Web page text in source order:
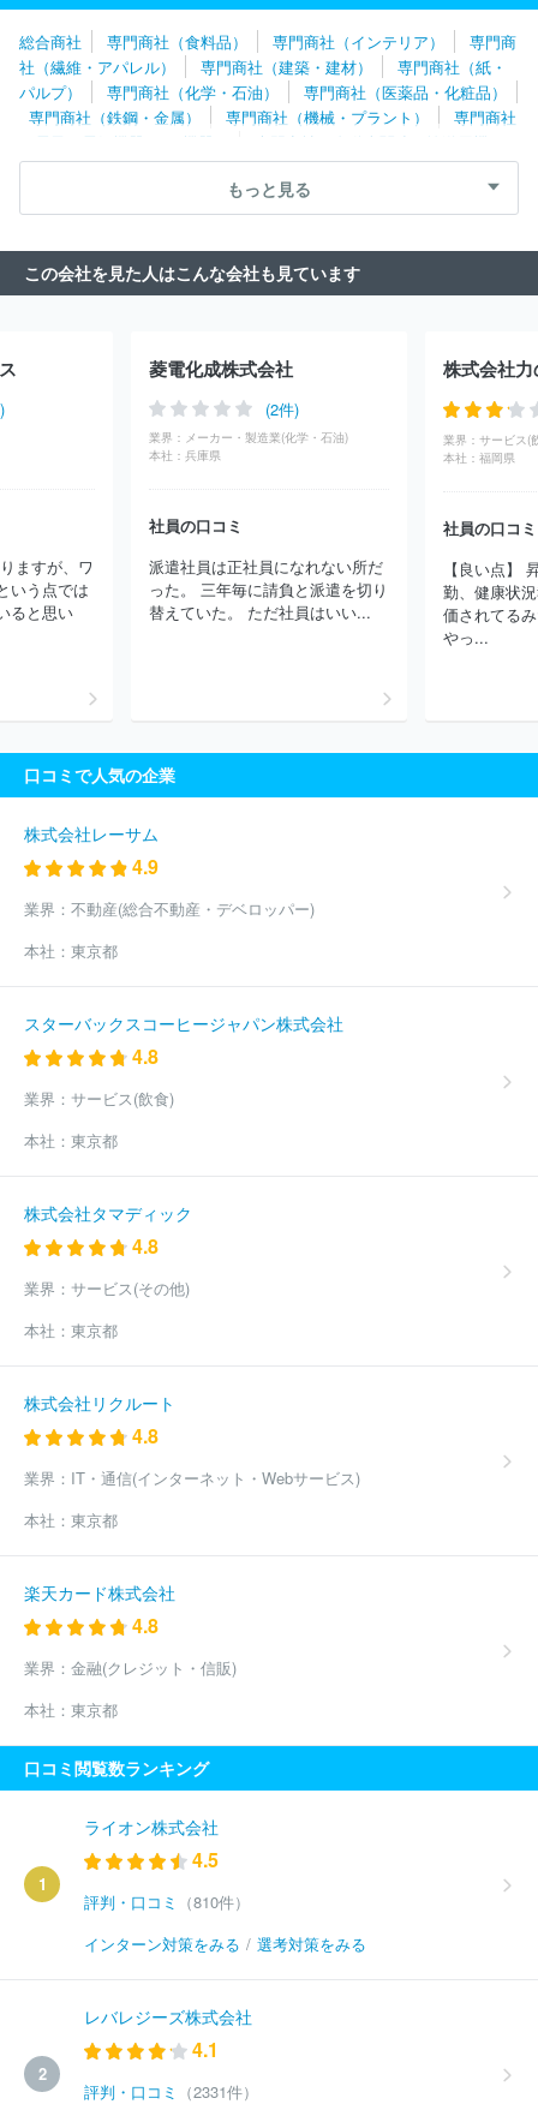
プ株式会社
ラディックス株式会社 美和電気工業株式会社
プラ
ネックスコミュニケーションズ株式会社
日発販売株式会社
株式
会社オーム電機
株式会社マクニカ サン電子株式会社
荏原実業
株式会社
株式会社ＴＤＭ 東亜電気工業株式会社
株式会社ルー
株式会社オービックオフィスオートメーション
事株式会社
海光電業株式会社 リペア株式会社
扶桑電通株式会
社
アドバンテック株式会社 日本システムケア株式会社
社ジェピコ
トシン・グループ株式会社 伯東株式会社
丸文株式
日本電計株式会社 株式会社光和
高千穂交易株式会
岡田電機株式会社 デル・テクノロジーズ株式会社
株式会社
シチズン・システムズ株式会社
双日マシナリー株
株式会社アクシオ 株式会社オウルテック
アビリティ株
三菱電機住環境システムズ株式会社
ソニービジネスソリューショ
株式会社
田中電気株式会社 株式会社ワイズ
東京エレクトロン
デバイス株式会社
新光商事株式会社
株式会社東和エンジニアリ
ング
日本プリメックス株式会社 株式会社東陽テクニカ
株式会
株式会社第一興商
総合商社 専門商社（食料品） 専門商社（インテリア）
専門商
社（繊維・アパレル）
専門商社（建築・建材）
専門商社（紙・
パルプ）
専門商社（化学・石油）
専門商社（医薬品・化粧品）
専門商社（鉄鋼・金属）
専門商社（機械・プラント）
専門商社
（電子・電気機器・OA機器）
専門商社（自動車関連・輸送用機
器）
専門商社（医療機器）
専門商社（文具・事務用品・日用
専門商社（スポーツ・レジャー用品） 専門商社（その他）
もっと見る
この会社を見た人はこんな会社も見ています
ますが、ワ
いう点では
ると思い
菱電化成株式会社
(2件)
業界： メーカー・製造業(化学・石油)
本社： 兵庫県
社員の口コミ
派遣社員は正社員になれない所だ
った。 三年毎に請負と派遣を切り
替えていた。 ただ社員はいい...
株式会社
業界： サービス(
本社： 福岡県
社員の口コミ
【良い点】
勤、健康状
価されてる
やっ...
口コミで人気の企業
株式会社レーサム
4.9
業界： 不動産(総合不動産・デベロッパー)
本社： 東京都
スターバックスコーヒージャパン株式会社
4.8
業界： サービス(飲食)
本社： 東京都
株式会社タマディック
4.8
業界： サービス(その他)
本社： 東京都
株式会社リクルート
4.8
業界： IT・通信(インターネット・Webサービス)
本社： 東京都
楽天カード株式会社
4.8
業界： 金融(クレジット・信販)
本社： 東京都
口コミ閲覧数ランキング
1
ライオン株式会社
4.5
評判・口コミ
（810件）
インターン対策をみる / 選考対策をみる
2
レバレジーズ株式会社
4.1
評判・口コミ
（2331件）